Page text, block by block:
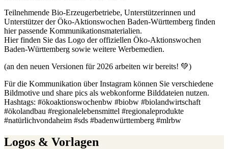
Teilnehmende Bio-Erzeugerbetriebe, Unterstützerinnen und
Unterstützer der Öko-Aktionswochen Baden-Württemberg finden
hier passende Kommunikationsmaterialien.
Hier finden Sie das Logo der offiziellen Öko-Aktionswochen
Baden-Württemberg sowie weitere Werbemedien.
(an den neuen Versionen für 2026 arbeiten wir bereits! 💚)
Für die Kommunikation über Instagram können Sie verschiedene
Bildmotive und share pics als webkonforme Bilddateien nutzen.
Hashtags: #ökoaktionswochenbw #biobw #biolandwirtschaft
#ökolandbau #regionalelebensmittel #regionaleprodukte
#natürlichvondaheim #sds #badenwürttemberg #mlrbw
Logos & Vorlagen